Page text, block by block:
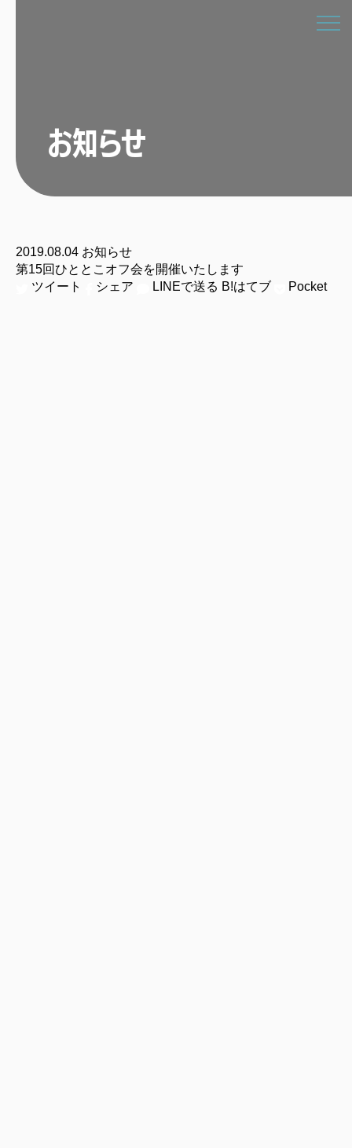
お知らせ
2019.08.04 お知らせ
第15回ひととこオフ会を開催いたします
ツイート
シェア LINEで送る B!はてブ Pocket